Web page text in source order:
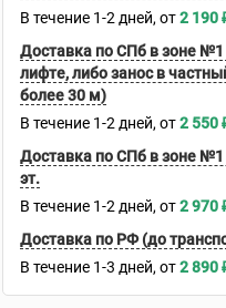
В течение 1-2 дней 2 190
Доставка по СПб в зоне
лифте, либо занос в
более 30 м)
В течение 1-2 дней 2 550
Доставка по СПб в зоне
эт.
В течение 1-2 дней 2 970
Доставка по РФ (до
В течение 1-3 дней 2 890